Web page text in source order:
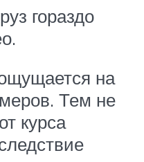
гораздо
на
Тем не
курса